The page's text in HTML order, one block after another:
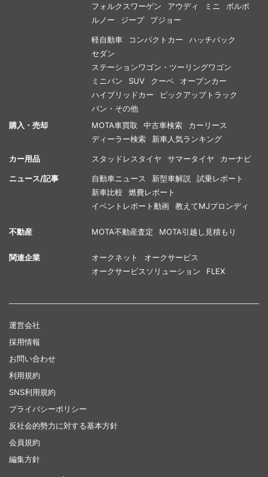
フォルクスワーゲン
アウディ ミニ
ボルボ
ルノー
ジープ プジョー
軽自動車 コンパクトカー
ハッチバック
セダン
ステーションワゴン・ツーリングワゴン
ミニバン
SUV クーペ
オープンカー
ハイブリッドカー
ピックアップトラック
バン・その他
購入・売却
MOTA車買取 中古車検索
カーリース
ディーラー検索
新車人気ランキング
カー用品 スタッドレスタイヤ サマータイヤ カーナビ
ニュース/記事 自動車ニュース 新型車解説
試乗レポート
新車比較
燃費レポート
イベントレポート動画
教えてMJブロンディ
不動産 MOTA不動産査定 MOTA引越し見積もり
関連企業 オークネット
オークサービス
オークサービスソリューション
FLEX
運営会社
採用情報
お問い合わせ
利用規約
SNS利用規約
プライバシーポリシー
反社会的勢力に対する基本方針
会員規約
編集方針